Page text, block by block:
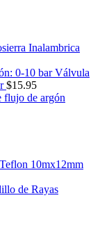
Inalambrica
Válvula
$15.95
flujo de argón
10mx12mm
de Rayas